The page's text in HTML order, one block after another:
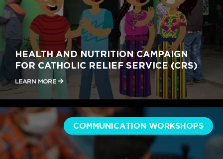
HEALTH AND NUTRITION CAMPAIGN
FOR CATHOLIC RELIEF SERVICE (CRS)
LEARN MORE
COMMUNICATION WORKSHOPS